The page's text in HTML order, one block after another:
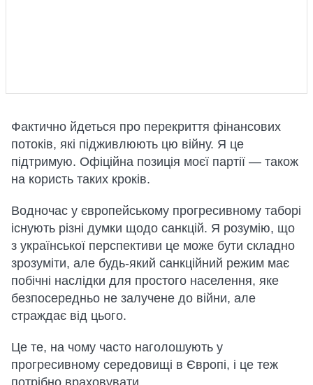
Фактично йдеться про перекриття фінансових
потоків, які підживлюють цю війну. Я це
підтримую. Офіційна позиція моєї партії — також
на користь таких кроків.
Водночас у європейському прогресивному таборі
існують різні думки щодо санкцій. Я розумію, що
з української перспективи це може бути складно
зрозуміти, але будь-який санкційний режим має
побічні наслідки для простого населення, яке
безпосередньо не залучене до війни, але
страждає від цього.
Це те, на чому часто наголошують у
прогресивному середовищі в Європі, і це теж